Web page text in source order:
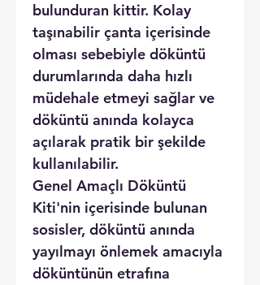
bulunduran kittir. Kolay
taşınabilir çanta içerisinde
olması sebebiyle döküntü
durumlarında daha hızlı
müdehale etmeyi sağlar ve
döküntü anında kolayca
açılarak pratik bir şekilde
kullanılabilir.
Genel Amaçlı Döküntü
Kiti'nin içerisinde bulunan
sosisler, döküntü anında
yayılmayı önlemek amacıyla
döküntünün etrafına